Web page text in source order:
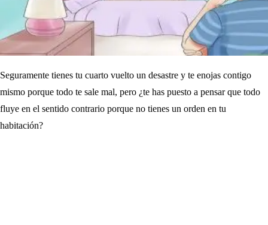
Seguramente tienes tu cuarto vuelto un desastre y te enojas contigo
mismo porque todo te sale mal, pero ¿te has puesto a pensar que todo
fluye en el sentido contrario porque no tienes un orden en tu
habitación?